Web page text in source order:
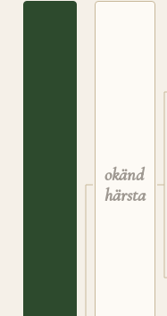
okänd